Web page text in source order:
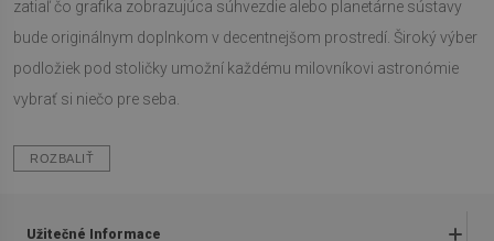
zatiaľ čo grafika zobrazujúca súhvezdie alebo planetárne sústavy
bude originálnym doplnkom v decentnejšom prostredí. Široký výber
podložiek pod stoličky umožní každému milovníkovi astronómie
vybrať si niečo pre seba.
ROZBALIŤ
Užitečné Informace